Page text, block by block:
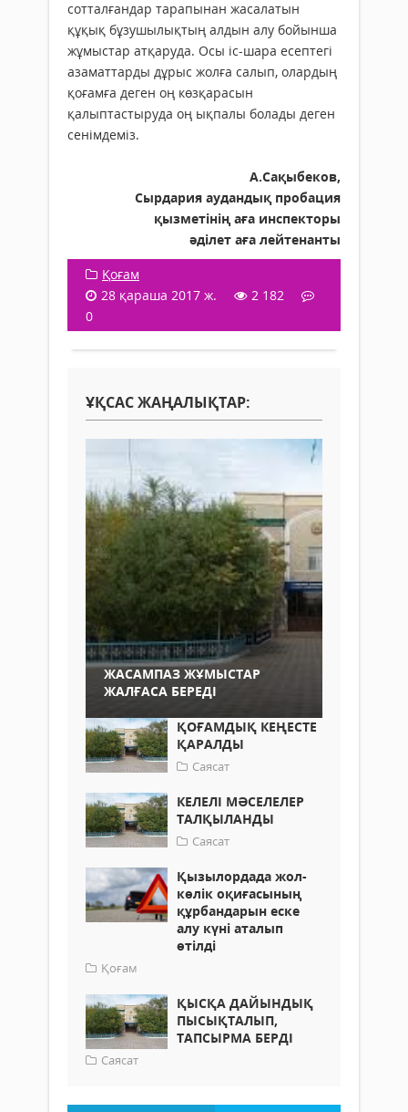
сотталғандар тарапынан жасалатын
құқық бұзушылықтың алдын алу бойынша
жұмыстар атқаруда. Осы іс-шара есептегі
азаматтарды дұрыс жолға салып, олардың
қоғамға деген оң көзқарасын
қалыптастыруда оң ықпалы болады деген
сенімдеміз.
А.Сақыбеков,
Сырдария аудандық пробация
қызметінің аға инспекторы
әділет аға лейтенанты
Қоғам
28 қараша 2017 ж.
2 182
0
ҰҚСАС ЖАҢАЛЫҚТАР:
ЖАСАМПАЗ ЖҰМЫСТАР
ЖАЛҒАСА БЕРЕДІ
ҚОҒАМДЫҚ КЕҢЕСТЕ
ҚАРАЛДЫ
Саясат
КЕЛЕЛІ МӘСЕЛЕЛЕР
ТАЛҚЫЛАНДЫ
Саясат
Қызылордада жол-
көлік оқиғасының
құрбандарын еске
алу күні аталып
өтілді
Қоғам
ҚЫСҚА ДАЙЫНДЫҚ
ПЫСЫҚТАЛЫП,
ТАПСЫРМА БЕРДІ
Саясат